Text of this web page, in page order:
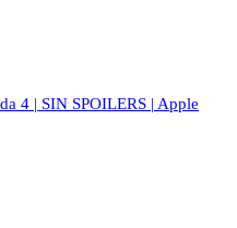
4 | SIN SPOILERS | Apple